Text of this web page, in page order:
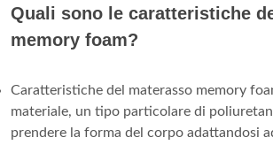
Quali sono le caratteristiche
memory foam?
Caratteristiche del materasso memory
materiale, un tipo particolare di
prendere la forma del corpo adattandosi